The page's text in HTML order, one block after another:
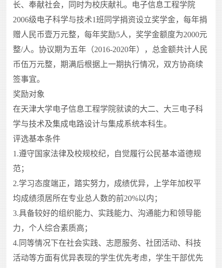
长、奉献社会，同时为校庆献礼。电子信息工程学院
2006级电子科学与技术1班同学捐资设立奖学金，每年捐
赠人民币壹万元整，每年奖励5人，奖学金额度为2000元
整/人。协议期为五年（2016-2020年），总金额共计人民
币伍万元整，期满后根据上一期执行情况，双方协商续
签事宜。
奖励对象
在天津大学电子信息工程学院就读的大二、大三电子科
学与技术及集成电路设计与集成系统本科生。
评选基本条件
1.遵守国家法律及校规校纪，自觉履行公民基本道德规
范；
2.学习态度端正，踏实努力，成绩优异，上学年加权平
均成绩须居所在专业总人数的前20%以内；
3.具备较好的组织能力、实践能力、沟通能力和领导能
力，个人综合素质高；
4.同等情况下在社会实践、志愿服务、社团活动、科技
活动等方面有优异表现的学生优先考虑，学生干部优先